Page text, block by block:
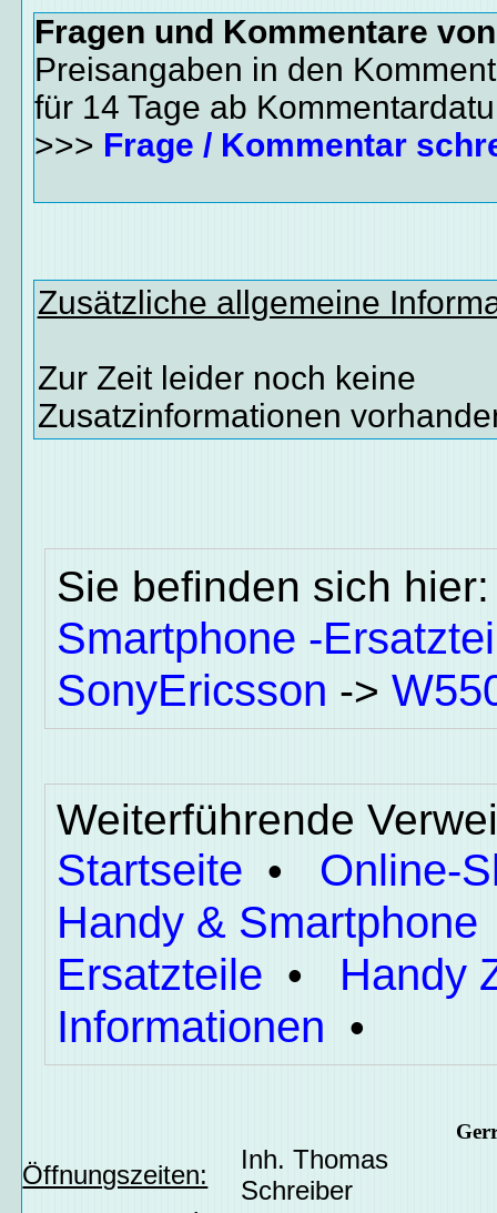
Fragen und Kommentare
Preisangaben in den
für 14 Tage ab
>>> Frage / Kommentar
Zusätzliche allgemeine
Zur Zeit leider noch keine
Zusatzinformationen
Sie befinden sich
Smartphone -
SonyEricsson ->
Weiterführende
Startseite • Online-
Handy & Smartphone
Ersatzteile • Handy
Informationen •
Öffnungszeiten:
Inh. Thomas
Schreiber